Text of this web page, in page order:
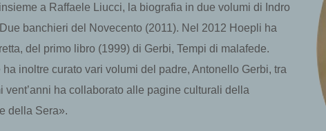
a Raffaele Liucci, la biografia in due volumi di Indro
banchieri del Novecento (2011). Nel 2012 Hoepli ha
del primo libro (1999) di Gerbi, Tempi di malafede.
inoltre curato vari volumi del padre, Antonello Gerbi, tra
ha collaborato alle pagine culturali della
della Sera».